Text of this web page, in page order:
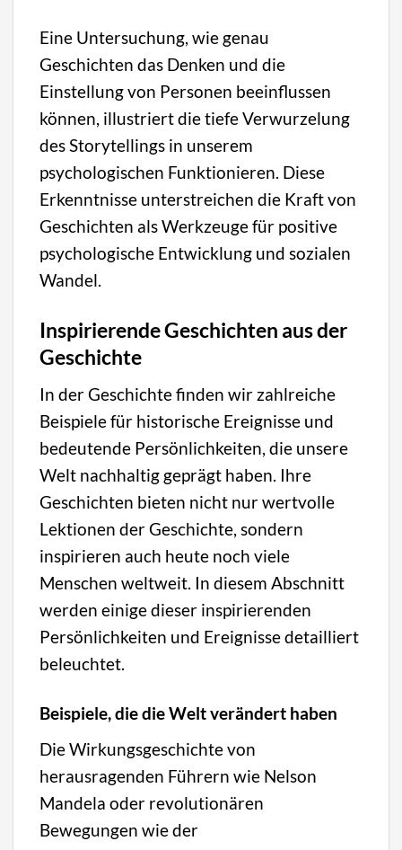
Eine Untersuchung, wie genau
Geschichten das Denken und die
Einstellung von Personen beeinflussen
können, illustriert die tiefe Verwurzelung
des Storytellings in unserem
psychologischen Funktionieren. Diese
Erkenntnisse unterstreichen die Kraft von
Geschichten als Werkzeuge für positive
psychologische Entwicklung und sozialen
Wandel.
Inspirierende Geschichten aus der
Geschichte
In der Geschichte finden wir zahlreiche
Beispiele für historische Ereignisse und
bedeutende Persönlichkeiten, die unsere
Welt nachhaltig geprägt haben. Ihre
Geschichten bieten nicht nur wertvolle
Lektionen der Geschichte, sondern
inspirieren auch heute noch viele
Menschen weltweit. In diesem Abschnitt
werden einige dieser inspirierenden
Persönlichkeiten und Ereignisse detailliert
beleuchtet.
Beispiele, die die Welt verändert haben
Die Wirkungsgeschichte von
herausragenden Führern wie Nelson
Mandela oder revolutionären
Bewegungen wie der